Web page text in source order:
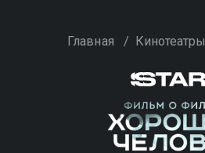
Главная / Кинотеатры